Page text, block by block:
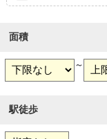
面積
～
駅徒歩